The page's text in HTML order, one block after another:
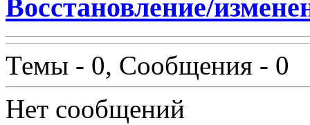
Восстановление/
Темы - 0, Сообщения - 0
Нет сообщений